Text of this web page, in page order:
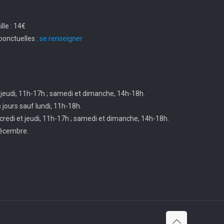
: 14€
: se renseigner
11h-17h ; samedi et dimanche, 14h-18h.
jours sauf lundi, 11h-18h.
et jeudi, 11h-17h ; samedi et dimanche, 14h-18h.